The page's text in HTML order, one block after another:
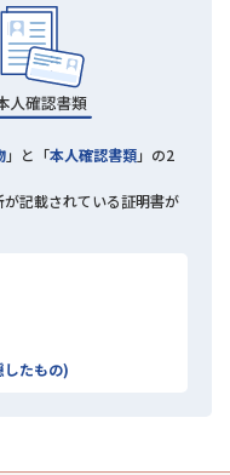
」と「本人確認書類」の2
記載されている証明書が
したもの)